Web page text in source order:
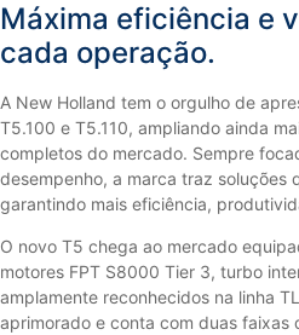
Máxima eficiência e
cada operação.
A New Holland tem o orgulho de
T5.100 e T5.110, ampliando ainda
completos do mercado. Sempre
desempenho, a marca traz soluções
garantindo mais eficiência,
O novo T5 chega ao mercado
motores FPT S8000 Tier 3, turbo
amplamente reconhecidos na linha
aprimorado e conta com duas faixas